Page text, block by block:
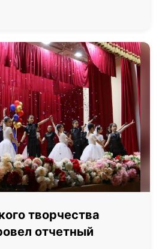
творчества
отчетный